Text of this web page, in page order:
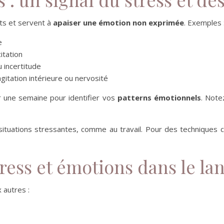
et servent à apaiser une émotion non exprimée. Exemples
incertitude
intérieure ou nervosité
semaine pour identifier vos patterns émotionnels.
stressantes, comme au travail. Pour des techniques
et émotions dans le
autres :